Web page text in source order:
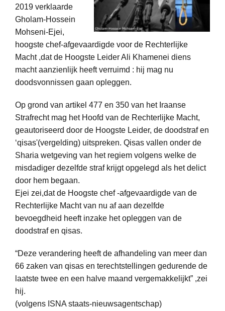
2019 verklaarde
Gholam-Hossein
Mohseni-Ejei,
hoogste chef-afgevaardigde voor de Rechterlijke
Macht ,dat de Hoogste Leider Ali Khamenei diens
macht aanzienlijk heeft verruimd : hij mag nu
doodsvonnissen gaan opleggen.
Op grond van artikel 477 en 350 van het Iraanse
Strafrecht mag het Hoofd van de Rechterlijke Macht,
geautoriseerd door de Hoogste Leider, de doodstraf en
‘qisas'(vergelding) uitspreken. Qisas vallen onder de
Sharia wetgeving van het regiem volgens welke de
misdadiger dezelfde straf krijgt opgelegd als het delict
door hem begaan.
Ejei zei,dat de Hoogste chef -afgevaardigde van de
Rechterlijke Macht van nu af aan dezelfde
bevoegdheid heeft inzake het opleggen van de
doodstraf en qisas.
“Deze verandering heeft de afhandeling van meer dan
66 zaken van qisas en terechtstellingen gedurende de
laatste twee en een halve maand vergemakkelijkt” ,zei
hij.
(volgens ISNA staats-nieuwsagentschap)